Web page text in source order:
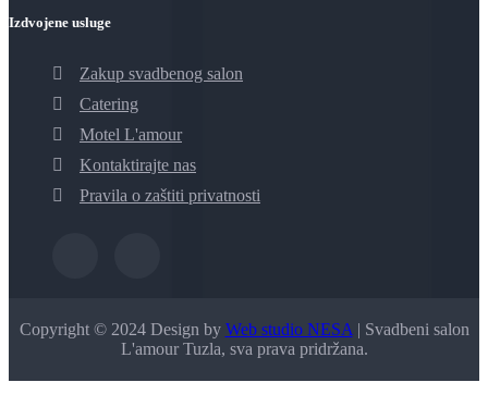
Izdvojene usluge
Zakup svadbenog salon
Catering
Motel L'amour
Kontaktirajte nas
Pravila o zaštiti privatnosti
Copyright © 2024 Design by Web studio NESA | Svadbeni salon
L'amour Tuzla, sva prava pridržana.